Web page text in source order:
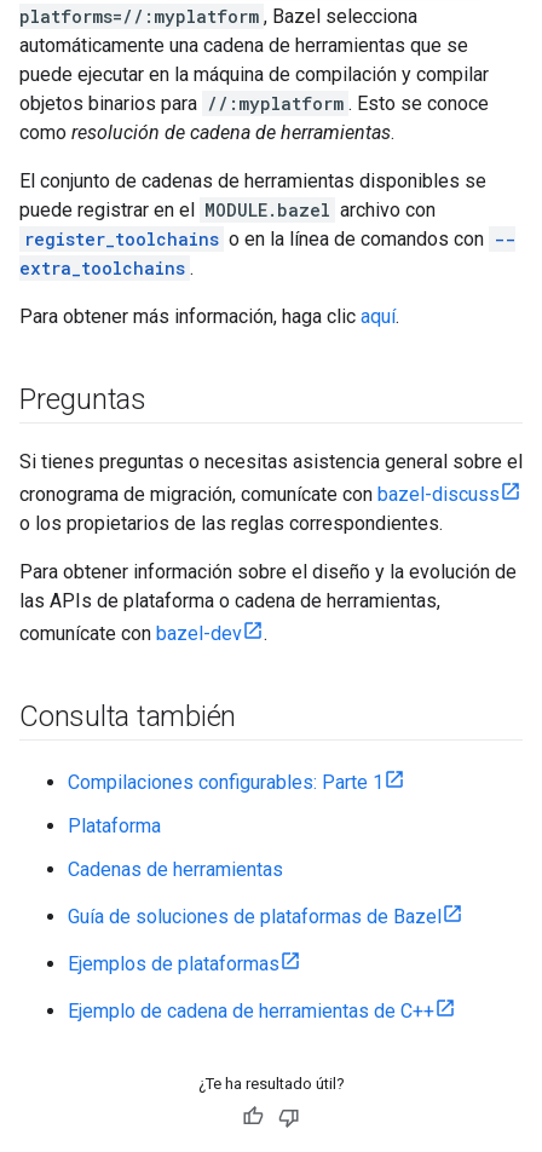
platforms=//:myplatform , Bazel selecciona
automáticamente una cadena de herramientas que se
puede ejecutar en la máquina de compilación y compilar
objetos binarios para //:myplatform . Esto se conoce
como resolución de cadena de herramientas.
El conjunto de cadenas de herramientas disponibles se
puede registrar en el MODULE.bazel archivo con
register_toolchains o en la línea de comandos con --
extra_toolchains .
Para obtener más información, haga clic aquí.
Preguntas
Si tienes preguntas o necesitas asistencia general sobre el
cronograma de migración, comunícate con bazel-discuss
o los propietarios de las reglas correspondientes.
Para obtener información sobre el diseño y la evolución de
las APIs de plataforma o cadena de herramientas,
comunícate con bazel-dev .
Consulta también
Compilaciones configurables: Parte 1
Plataforma
Cadenas de herramientas
Guía de soluciones de plataformas de Bazel
Ejemplos de plataformas
Ejemplo de cadena de herramientas de C++
¿Te ha resultado útil?